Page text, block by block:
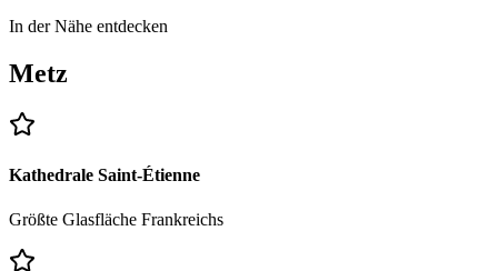
In der Nähe entdecken
Metz
Kathedrale Saint-Étienne
Größte Glasfläche Frankreichs